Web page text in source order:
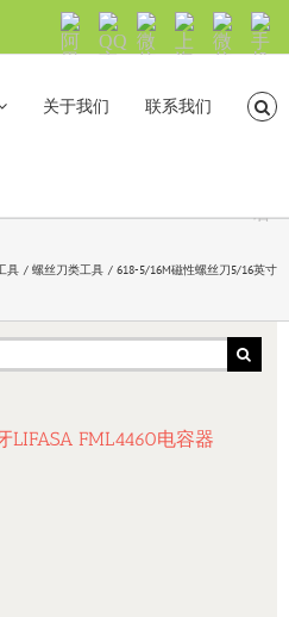
阿
里
沟
QQ
交
微
信
号：
shanhehairong
上
海
海
微
信
手
机
览
直
接
关于我们 联系我们
具 螺丝刀类工具 618-5/16M磁性螺丝刀5/16英寸
LIFASA FML4460电容器